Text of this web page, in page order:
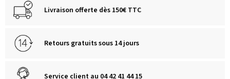
Livraison offerte dès 150€ TTC
Retours gratuits sous 14 jours
Service client au 04 42 41 44 15